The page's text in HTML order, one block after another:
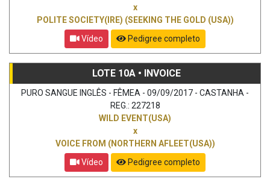
x
POLITE SOCIETY(IRE) (SEEKING THE GOLD (USA))
Vídeo
Pedigree completo
LOTE 10A • INVOICE
PURO SANGUE INGLÊS - FÊMEA - 09/09/2017 - CASTANHA -
REG.: 227218
WILD EVENT(USA)
x
VOICE FROM (NORTHERN AFLEET(USA))
Vídeo
Pedigree completo